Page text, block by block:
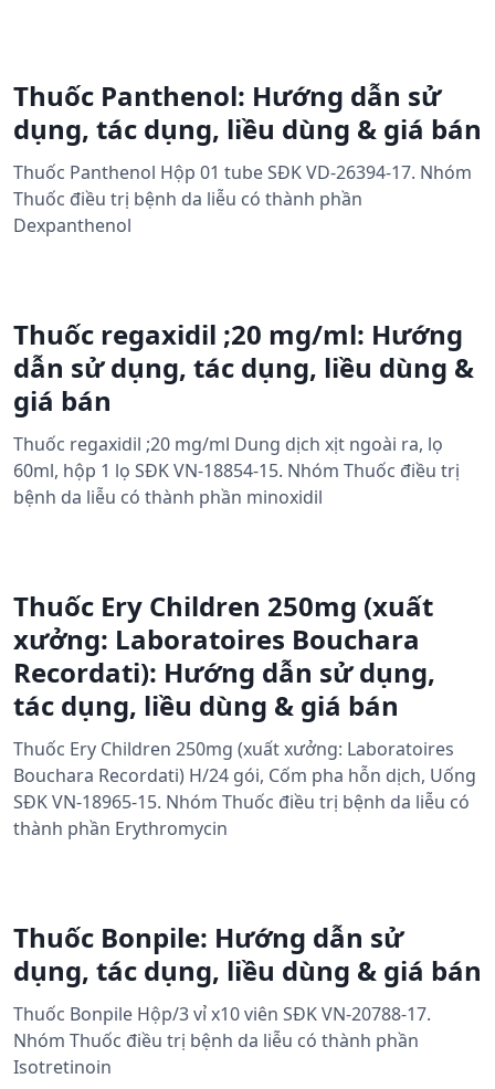
Thuốc Panthenol: Hướng dẫn sử
dụng, tác dụng, liều dùng & giá bán
Thuốc Panthenol Hộp 01 tube SĐK VD-26394-17. Nhóm
Thuốc điều trị bệnh da liễu có thành phần
Dexpanthenol
Thuốc regaxidil ;20 mg/ml: Hướng
dẫn sử dụng, tác dụng, liều dùng &
giá bán
Thuốc regaxidil ;20 mg/ml Dung dịch xịt ngoài ra, lọ
60ml, hộp 1 lọ SĐK VN-18854-15. Nhóm Thuốc điều trị
bệnh da liễu có thành phần minoxidil
Thuốc Ery Children 250mg (xuất
xưởng: Laboratoires Bouchara
Recordati): Hướng dẫn sử dụng,
tác dụng, liều dùng & giá bán
Thuốc Ery Children 250mg (xuất xưởng: Laboratoires
Bouchara Recordati) H/24 gói, Cốm pha hỗn dịch, Uống
SĐK VN-18965-15. Nhóm Thuốc điều trị bệnh da liễu có
thành phần Erythromycin
Thuốc Bonpile: Hướng dẫn sử
dụng, tác dụng, liều dùng & giá bán
Thuốc Bonpile Hộp/3 vỉ x10 viên SĐK VN-20788-17.
Nhóm Thuốc điều trị bệnh da liễu có thành phần
Isotretinoin